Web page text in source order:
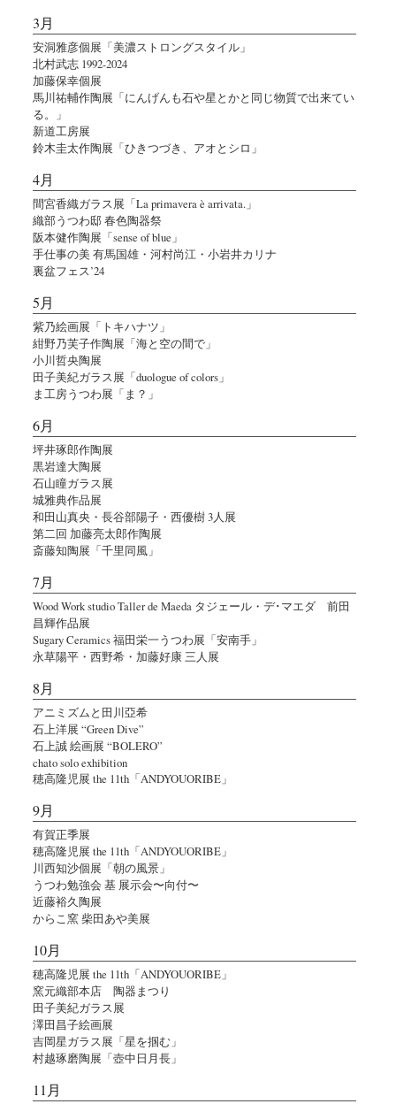
3月
安洞雅彦個展「美濃ストロングスタイル」
北村武志 1992-2024
加藤保幸個展
馬川祐輔作陶展「にんげんも石や星とかと同じ物質で出来てい
る。」
新道工房展
鈴木圭太作陶展「ひきつづき、アオとシロ」
4月
間宮香織ガラス展「La primavera è arrivata.」
織部うつわ邸 春色陶器祭
阪本健作陶展「sense of blue」
手仕事の美 有馬国雄・河村尚江・小岩井カリナ
裏盆フェス’24
5月
紫乃絵画展「トキハナツ」
紺野乃芙子作陶展「海と空の間で」
小川哲央陶展
田子美紀ガラス展「duologue of colors」
ま工房うつわ展「ま？」
6月
坪井琢郎作陶展
黒岩達大陶展
石山瞳ガラス展
城雅典作品展
和田山真央・長谷部陽子・西優樹 3人展
第二回 加藤亮太郎作陶展
斎藤知陶展「千里同風」
7月
Wood Work studio Taller de Maeda タジェール・デ･マエダ 前田
昌輝作品展
Sugary Ceramics 福田栄一うつわ展「安南手」
永草陽平・西野希・加藤好康 三人展
8月
アニミズムと田川亞希
石上洋展 “Green Dive”
石上誠 絵画展 “BOLERO”
chato solo exhibition
穂高隆児展 the 11th「ANDYOUORIBE」
9月
有賀正季展
穂高隆児展 the 11th「ANDYOUORIBE」
川西知沙個展「朝の風景」
うつわ勉強会 基 展示会〜向付〜
近藤裕久陶展
からこ窯 柴田あや美展
10月
穂高隆児展 the 11th「ANDYOUORIBE」
窯元織部本店 陶器まつり
田子美紀ガラス展
澤田昌子絵画展
吉岡星ガラス展「星を掴む」
村越琢磨陶展「壺中日月長」
11月